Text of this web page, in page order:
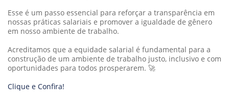
Esse é um passo essencial para reforçar a transparência em
nossas práticas salariais e promover a igualdade de gênero
em nosso ambiente de trabalho.
Acreditamos que a equidade salarial é fundamental para a
construção de um ambiente de trabalho justo, inclusivo e com
oportunidades para todos prosperarem. 🚀
Clique e Confira!